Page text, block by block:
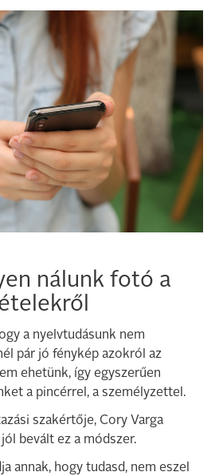
nálunk fotó a
a nyelvtudásunk nem
pár jó fénykép azokról az
ehetünk, így egyszerűen
a pincérrel, a személyzettel.
szakértője, Cory Varga
bevált ez a módszer.
annak, hogy tudasd, nem eszel